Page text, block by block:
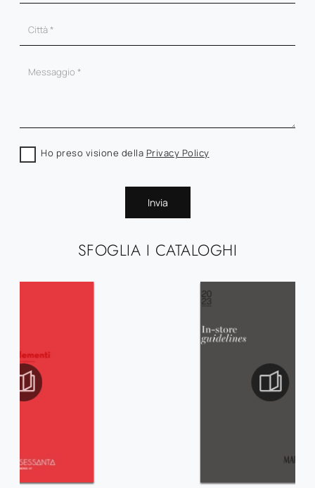
SFOGLIA I CATALOGHI
Ho preso visione della Privacy Policy
Invia